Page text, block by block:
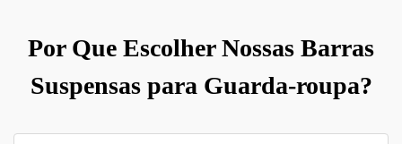
Por Que Escolher Nossas Barras
Suspensas para Guarda-roupa?